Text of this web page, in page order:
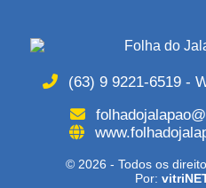
(63) 9 9221-6519 -
© 2026 - Todos os
Por: